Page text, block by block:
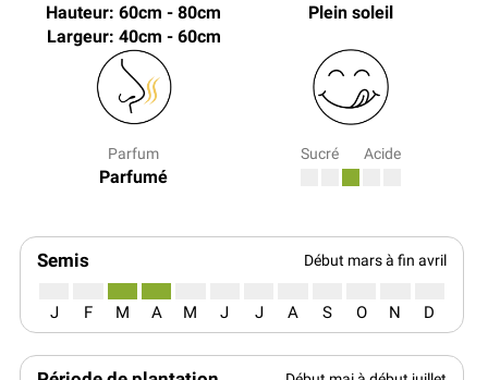
Hauteur: 60cm - 80cm
Largeur: 40cm - 60cm
Plein soleil
Parfum
Parfumé
Sucré Acide
Semis Début mars à fin avril
J F M A M J J A S O N D